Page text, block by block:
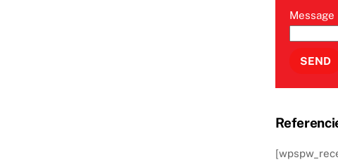
Message
SEND